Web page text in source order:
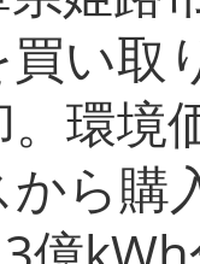
い取
環境
ら購